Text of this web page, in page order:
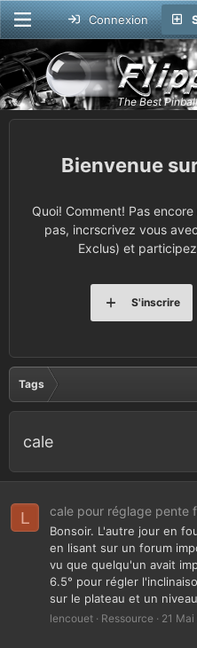
Connexion
Quoi! Comment! Pas
pas, incrscrivez vous
Exclus) et
S'inscrire
Tags
cale
L cale pour réglage pente
Bonsoir. L'autre jour en
en lisant sur un forum
vu que quelqu'un avait
6.5° pour régler
sur le plateau et un
lencouet Ressource 21